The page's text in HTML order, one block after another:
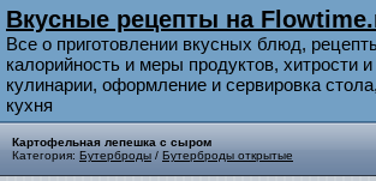
Вкусные рецепты на
Все о приготовлении вкусных блюд,
калорийность и меры продуктов, хитрости
кулинарии, оформление и сервировка
кухня
Картофельная лепешка с сыром
Категория: Бутерброды / Бутерброды открытые